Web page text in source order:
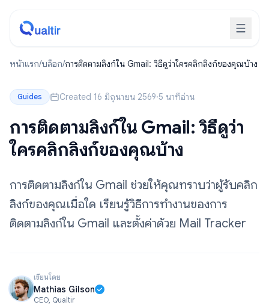
หน้าแรก/บล็อก/การติดตามลิงก์ใน Gmail: วิธีดูว่าใครคลิกลิงก์ของคุณบ้าง
Guides Created 16 มิถุนายน 2569·5 นาทีอ่าน
การติดตามลิงก์ใน Gmail: วิธีดูว่า
ใครคลิกลิงก์ของคุณบ้าง
การติดตามลิงก์ใน Gmail ช่วยให้คุณทราบว่าผู้รับคลิก
ลิงก์ของคุณเมื่อใด เรียนรู้วิธีการทำงานของการ
ติดตามลิงก์ใน Gmail และตั้งค่าด้วย Mail Tracker
เขียนโดย
Mathias Gilson
CEO, Qualtir